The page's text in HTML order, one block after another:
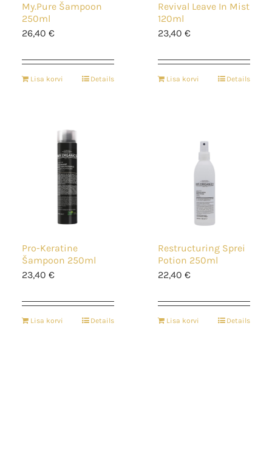
My.Pure Šampoon
250ml
26,40 €
Lisa korvi Details
Revival Leave In Mist
120ml
23,40 €
Lisa korvi Details
Pro-Keratine
Šampoon 250ml
23,40 €
Lisa korvi Details
Restructuring Sprei
Potion 250ml
22,40 €
Lisa korvi Details